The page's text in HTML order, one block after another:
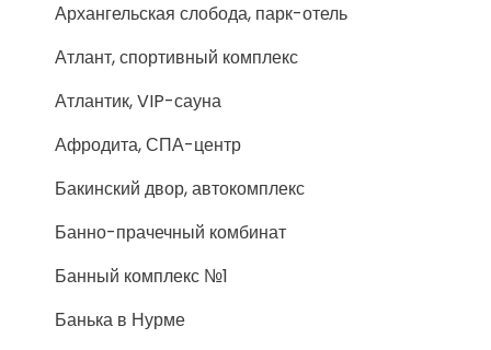
Архангельская слобода, парк-отель
Атлант, спортивный комплекс
Атлантик, VIP-сауна
Афродита, СПА-центр
Бакинский двор, автокомплекс
Банно-прачечный комбинат
Банный комплекс №1
Банька в Нурме